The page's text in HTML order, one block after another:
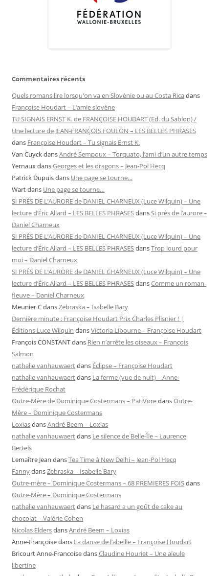
Commentaires récents
Quels romans lire lorsqu'on va en Slovénie ou au Costa Rica dans
Françoise Houdart – L’amie slovène
TU SIGNAIS ERNST K. de FRANÇOISE HOUDART (Ed. du Sablon) /
Une lecture de JEAN-FRANÇOIS FOULON – LES BELLES PHRASES
dans Françoise Houdart – Tu signais Ernst K.
Van CuyckdansAndré Sempoux – Torquato, l’ami d’un autre temps
YernauxdansGeorges et les dragons – Jean-Pol Hecq
Patrick Dupuisdans Une page se tourne…
Wartdans Une page se tourne…
SI PRÈS DE L’AURORE de DANIEL CHARNEUX (Luce Wilquin) – Une
lecture d’Éric Allard – LES BELLES PHRASESdansSi près de l’aurore –
Daniel Charneux
SI PRÈS DE L’AURORE de DANIEL CHARNEUX (Luce Wilquin) – Une
lecture d’Éric Allard – LES BELLES PHRASESdansTrop lourd pour
moi – Daniel Charneux
SI PRÈS DE L’AURORE de DANIEL CHARNEUX (Luce Wilquin) – Une
lecture d’Éric Allard – LES BELLES PHRASESdansComme un roman-
fleuve – Daniel Charneux
Meunier CdansZebraska – Isabelle Bary
Dernière minute : Françoise Houdart Prix Charles Plisnier ! |
Éditions Luce Wilquin dansVictoria Libourne – Françoise Houdart
François CONSTANTdans Rien n’arrête les oiseaux – François
Salmon
nathalie vanhauwaertdans Éclipse – Françoise Houdart
nathalie vanhauwaertdans La ferme (vue de nuit) – Anne-
Frédérique Rochat
Outre-Mère de Dominique Costermans – PatiVoredansOutre-
Mère – Dominique Costermans
LoxiasdansAndré Beem – Loxias
nathalie vanhauwaertdans Le silence de Belle-Île – Laurence
Bertels
Lemaître Jean dansTea Time à New Delhi – Jean-Pol Hecq
FannydansZebraska – Isabelle Bary
Outre-mère – Dominique Costermans – 68 PREMIERES FOISdans
Outre-Mère – Dominique Costermans
nathalie vanhauwaertdans Le hasard a un goût de cake au
chocolat – Valérie Cohen
Nicolas EldersdansAndré Beem – Loxias
Anne-Françoisedans La danse de l’abeille – Françoise Houdart
Bricourt Anne-FrancoisedansClaudine Houriet – Une aïeule
libertine